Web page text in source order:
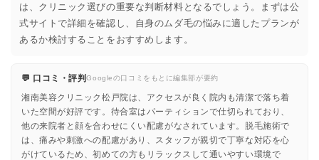
は、クリニック選びの重要な判断材料となるでしょう。まずは公
式サイトで詳細を確認し、自身のムダ毛の悩みに適したプランが
あるか検討することをおすすめします。
💬 口コミ・評判Googleの口コミをもとに編集部が要約
湘南美容クリニック松戸院は、アクセスが良く院内も清潔で落ち着
いた空間が好評です。待合室はパーティションで仕切られており、
他の来院者と顔を合わせにくい配慮がなされています。脱毛施術で
は、痛みや刺激への配慮があり、スタッフが親切で丁寧な対応を心
がけているため、初めての方もリラックスして通いやすい環境で